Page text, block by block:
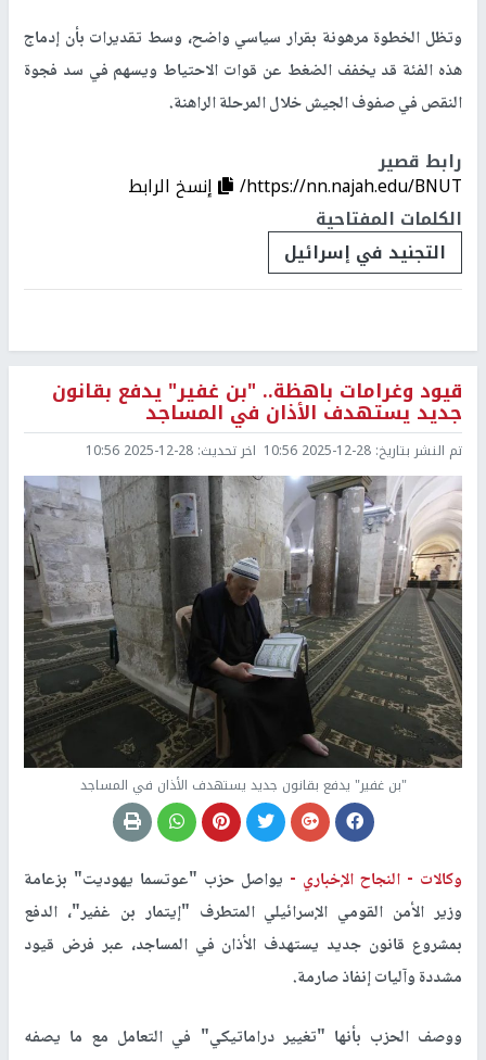
وتظل الخطوة مرهونة بقرار سياسي واضح، وسط تقديرات بأن إدماج
هذه الفئة قد يخفف الضغط عن قوات الاحتياط ويسهم في سد فجوة
النقص في صفوف الجيش خلال المرحلة الراهنة.
رابط قصير
https://nn.najah.edu/BNUT/
إنسخ الرابط
الكلمات المفتاحية
التجنيد في إسرائيل
قيود وغرامات باهظة.. "بن غفير" يدفع بقانون
جديد يستهدف الأذان في المساجد
تم النشر بتاريخ: 2025-12-28 10:56 اخر تحديث: 2025-12-28 10:56
"بن غفير" يدفع بقانون جديد يستهدف الأذان في المساجد
وكالات - النجاح الإخباري - يواصل حزب "عوتسما يهوديت" بزعامة
وزير الأمن القومي الإسرائيلي المتطرف "إيتمار بن غفير"، الدفع
بمشروع قانون جديد يستهدف الأذان في المساجد، عبر فرض قيود
مشددة وآليات إنفاذ صارمة.
ووصف الحزب بأنها "تغيير دراماتيكي" في التعامل مع ما يصفه